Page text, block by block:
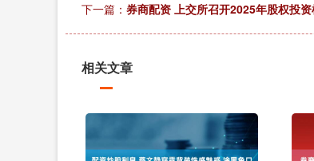
下一篇： 券商配资 上交所召开2025年股权投
相关文章